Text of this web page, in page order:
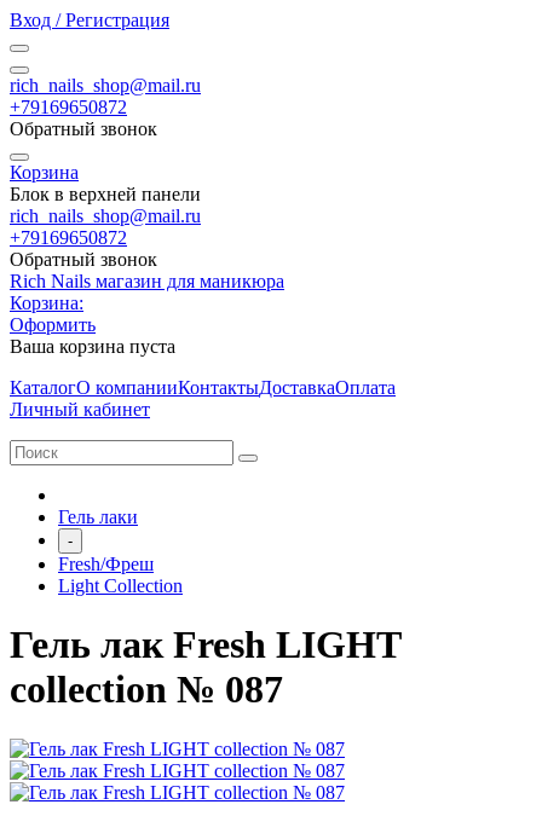
Вход / Регистрация
rich_nails_shop@mail.ru
+79169650872
Обратный звонок
Корзина
Блок в верхней панели
rich_nails_shop@mail.ru
+79169650872
Обратный звонок
Rich Nails магазин для маникюра
Корзина:
Оформить
Ваша корзина пуста
КаталогО компанииКонтактыДоставкаОплата
Личный кабинет
Гель лаки
-
Fresh/Фреш
Light Collection
Гель лак Fresh LIGHT
collection № 087